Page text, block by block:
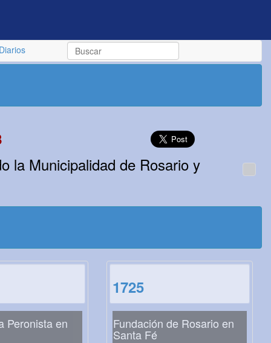
Diarios
la Municipalidad de Rosario y
Peronista en
1725
Fundación de Rosario en
Santa Fé